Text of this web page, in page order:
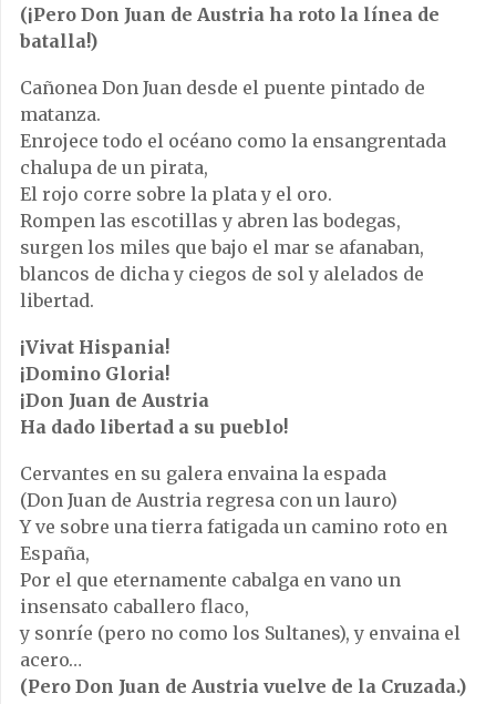
(¡Pero Don Juan de Austria ha roto la línea de
batalla!)
Cañonea Don Juan desde el puente pintado de
matanza.
Enrojece todo el océano como la ensangrentada
chalupa de un pirata,
El rojo corre sobre la plata y el oro.
Rompen las escotillas y abren las bodegas,
surgen los miles que bajo el mar se afanaban,
blancos de dicha y ciegos de sol y alelados de
libertad.
¡Vivat Hispania!
¡Domino Gloria!
¡Don Juan de Austria
Ha dado libertad a su pueblo!
Cervantes en su galera envaina la espada
(Don Juan de Austria regresa con un lauro)
Y ve sobre una tierra fatigada un camino roto en
España,
Por el que eternamente cabalga en vano un
insensato caballero flaco,
y sonríe (pero no como los Sultanes), y envaina el
acero…
(Pero Don Juan de Austria vuelve de la Cruzada.)